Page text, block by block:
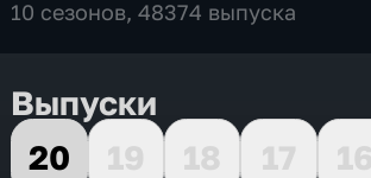
10 сезонов, 48374 выпуска
Выпуски
20
19 18 17 16